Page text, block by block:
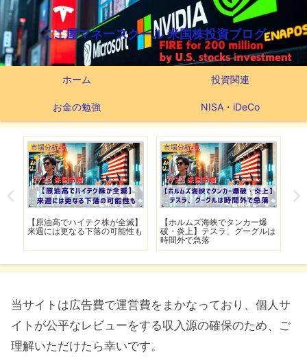
ここ屋マネースクール 米国株投資ブログ
ホーム 投資関連
お金の勉強 NISA・iDeCo
市場分析
【原油高でハイテク株が全滅】
来週には更なる下落の可能性も
市場分析
【ホルムズ海峡でタンカー爆
破・炎上】テスラ、グーグルは
時間外で急落
当サイトは広告費で運営費をまかなっており、個人サ
イトが公平なレビューをする収入源の確保のため、ご
理解いただけたら幸いです。